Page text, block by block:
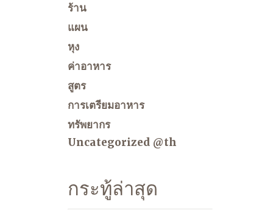
ร้าน
แผน
หุง
ค่าอาหาร
สูตร
การเตรียมอาหาร
ทรัพยากร
Uncategorized @th
กระทู้ล่าสุด